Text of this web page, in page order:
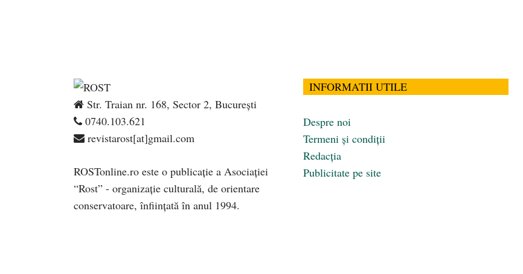
Str. Traian nr. 168, Sector 2, București
0740.103.621
revistarost[at]gmail.com
ROSTonline.ro este o publicaţie a Asociaţiei
“Rost” - organizaţie culturală, de orientare
conservatoare, înfiinţată în anul 1994.
INFORMATII UTILE
Despre noi
Termeni și condiții
Redacția
Publicitate pe site